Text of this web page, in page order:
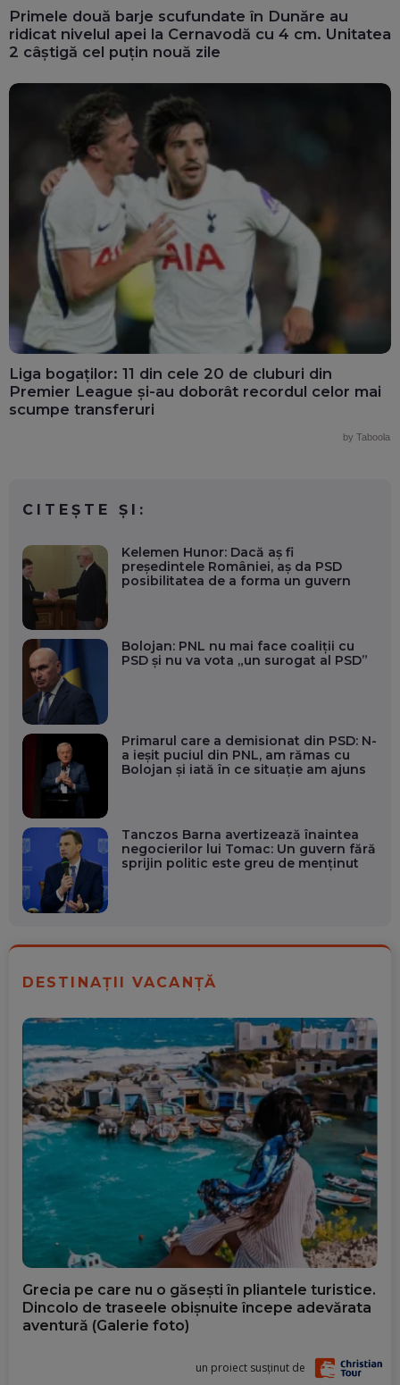
Primele două barje scufundate în Dunăre au
ridicat nivelul apei la Cernavodă cu 4 cm. Unitatea
2 câștigă cel puțin nouă zile
Liga bogaților: 11 din cele 20 de cluburi din
Premier League și-au doborât recordul celor mai
scumpe transferuri
by Taboola
CITEȘTE ȘI:
Kelemen Hunor: Dacă aș fi
președintele României, aș da PSD
posibilitatea de a forma un guvern
Bolojan: PNL nu mai face coaliții cu
PSD și nu va vota „un surogat al PSD”
Primarul care a demisionat din PSD: N-
a ieșit puciul din PNL, am rămas cu
Bolojan și iată în ce situație am ajuns
Tanczos Barna avertizează înaintea
negocierilor lui Tomac: Un guvern fără
sprijin politic este greu de menținut
DESTINAȚII VACANȚĂ
Grecia pe care nu o găsești în pliantele turistice.
Dincolo de traseele obișnuite începe adevărata
aventură (Galerie foto)
un proiect susținut de